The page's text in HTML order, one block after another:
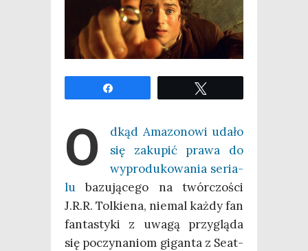
O
dkąd Ama­zo­no­wi uda­ło
się zaku­pić pra­wa do
wypro­du­ko­wa­nia seria­
lu bazu­ją­ce­go na twór­czo­ści
J.R.R. Tol­kie­na, nie­mal każ­dy fan
fan­ta­sty­ki z uwa­gą przy­glą­da
się poczy­na­niom gigan­ta z Seat­